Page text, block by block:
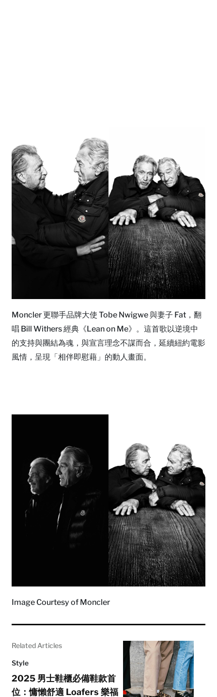
Moncler 更聯手品牌大使 Tobe Nwigwe 與妻子 Fat，翻
唱 Bill Withers 經典《Lean on Me》。這首歌以逆境中
的支持與團結為魂，與宣言理念不謀而合，延續紐約電影
風情，呈現「相伴即慰藉」的動人畫面。
Image Courtesy of Moncler
Related Articles
Style
2025 男士鞋櫃必備鞋款首
位：慵懶舒適 Loafers 樂福